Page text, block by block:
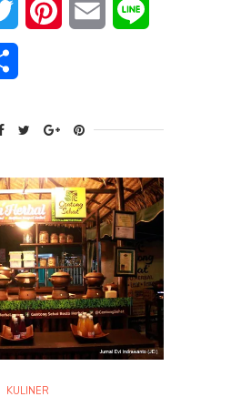
Twitter PinterestEmail
KULINER